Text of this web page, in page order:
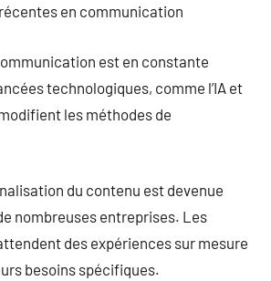
en communication
est en constante
technologiques, comme l’IA et
les méthodes de
du contenu est devenue
nombreuses entreprises. Les
des expériences sur mesure
besoins spécifiques.